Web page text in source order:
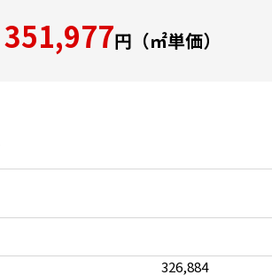
351,977円（㎡単価）
326,884